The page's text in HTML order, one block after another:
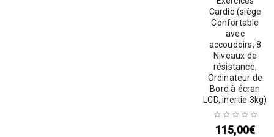
Cardio (siège
Confortable
avec
accoudoirs, 8
Niveaux de
résistance,
Ordinateur de
Bord à écran
LCD, inertie 3kg)
115,00€